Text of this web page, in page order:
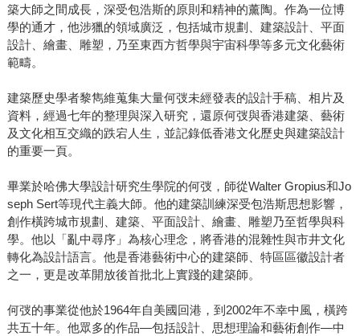
築大師之間成長，深受包浩斯的原則和精神的薰陶。作為一位博
學的通才，他涉獵的領域廣泛，包括城市規劃、建築設計、平面
設計、繪畫、雕塑，乃至東西方哲學與宇宙科學等多元文化藝術
範疇。
建築歷史學者黎雋維蒐集大量何弢未經發表的設計手稿、相片及
資料，經過七年的整理與深入研究，還原何弢與香港建築、藝術
及文化相互交織的跌宕人生，並記錄低香港文化歷史與建築設計
的重要一頁。
畢業於哈佛大學設計研究生學院的何弢，師從Walter Gropius和Jo
seph Sert等現代主義大師。他的建築訓練深受包浩斯思想影響，
創作橫跨城市規劃、建築、平面設計、繪畫、雕塑乃至哲學與科
學。他以「亂中尋序」為核心理念，將香港的混雜性與市井文化
轉化為設計語言。他是香港藝術中心的建築師、特區區徽設計者
之一，更是改革開放後首批北上實踐的建築師。
何弢的事業從他於1964年自美國回港，到2002年不幸中風，橫跨
共五十年。他眾多的作品—包括設計、思想理論和藝術創作—中